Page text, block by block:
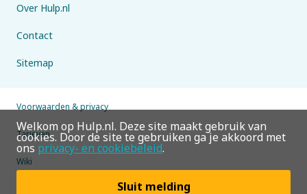
Over Hulp.nl
Contact
Sitemap
Voorwaarden & privacy
Tarieven
Wiki
Welkom op Hulp.nl. Deze site maakt gebruik van
cookies. Door de site te gebruiken ga je akkoord met
ons privacy- en cookiebeleid.
Sluit melding